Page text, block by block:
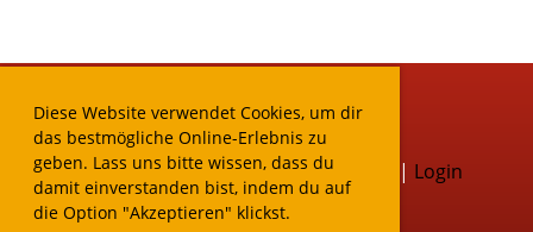
Diese Website verwendet Cookies, um dir
das bestmögliche Online-Erlebnis zu
geben. Lass uns bitte wissen, dass du
damit einverstanden bist, indem du auf
die Option "Akzeptieren" klickst.
Kontakt| Impressum / Datenschutz | Login